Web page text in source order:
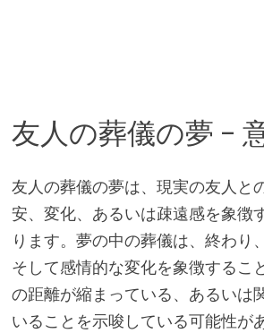
友人の葬儀の夢 –
友人の葬儀の夢は、現実の友人と
安、変化、あるいは疎遠感を象徴
ります。夢の中の葬儀は、終わり
そして感情的な変化を象徴するこ
の距離が縮まっている、あるいは
いることを示唆している可能性が